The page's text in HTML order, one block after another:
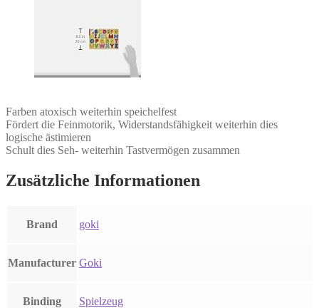
Farben atoxisch weiterhin speichelfest
Fördert die Feinmotorik, Widerstandsfähigkeit weiterhin dies
logische ästimieren
Schult dies Seh- weiterhin Tastvermögen zusammen
Zusätzliche Informationen
Brand goki
Manufacturer Goki
Binding Spielzeug